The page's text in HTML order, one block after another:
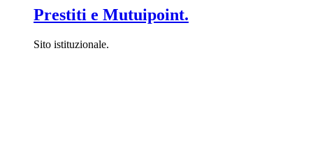
Prestiti e Mutuipoint.
Sito istituzionale.